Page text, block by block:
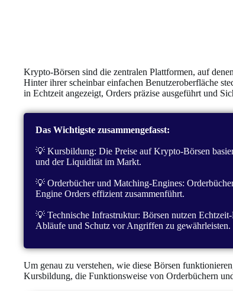
Krypto-Börsen sind die zentralen Plattformen, auf
Hinter ihrer scheinbar einfachen Benutzeroberfläche
in Echtzeit angezeigt, Orders präzise ausgeführt und
Das Wichtigste zusammengefasst:
💡 Kursbildung: Die Preise auf Krypto-Börsen
und der Liquidität im Markt.
💡 Orderbücher und Matching-Engines:
Engine Orders effizient zusammenführt.
💡 Technische Infrastruktur: Börsen nutzen
Abläufe und Schutz vor Angriffen zu gewährleisten.
Um genau zu verstehen, wie diese Börsen
Kursbildung, die Funktionsweise von Orderbüchern